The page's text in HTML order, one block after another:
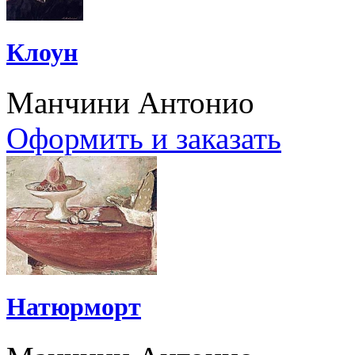
Клоун
Манчини Антонио
Оформить и заказать
Натюрморт